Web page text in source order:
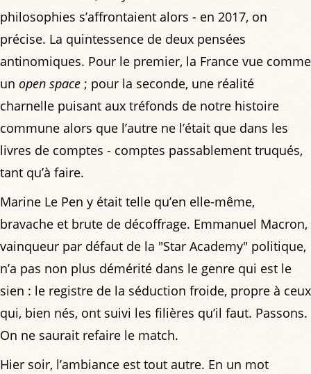
philosophies s’affrontaient alors - en 2017, on
précise. La quintessence de deux pensées
antinomiques. Pour le premier, la France vue comme
un open space ; pour la seconde, une réalité
charnelle puisant aux tréfonds de notre histoire
commune alors que l’autre ne l’était que dans les
livres de comptes - comptes passablement truqués,
tant qu’à faire.
Marine Le Pen y était telle qu’en elle-même,
bravache et brute de décoffrage. Emmanuel Macron,
vainqueur par défaut de la "Star Academy" politique,
n’a pas non plus démérité dans le genre qui est le
sien : le registre de la séduction froide, propre à ceux
qui, bien nés, ont suivi les filières qu’il faut. Passons.
On ne saurait refaire le match.
Hier soir, l’ambiance est tout autre. En un mot